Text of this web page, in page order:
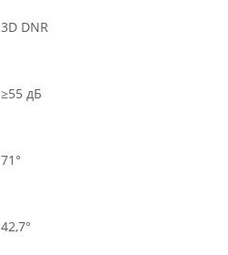
3D DNR
≥55 дБ
71°
42,7°